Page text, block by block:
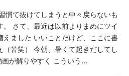
慣て抜けてしまうと中々戻らないも
さて、最近は以前よりまめにツイ
えました いいことだけど、ここに書
（苦笑） 今朝、暑くて起きだしてし
が解りやすく こういう...